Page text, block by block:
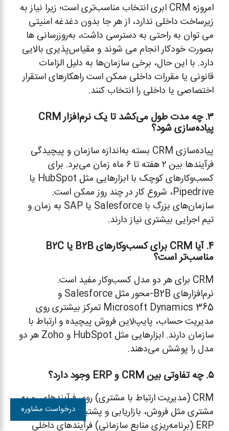
امروزه CRM ابری انتخاب مناسب‌تری است؛ زیرا نیاز به
زیرساخت داخلی ندارد، از هر جا بدون دغدغه امنیتی
می توان به راحتی به دسترسی داشت، به‌روزرسانی ها
بصورت خودکار انجام می شوند و مقیاس‌پذیری بالایی
دارد. با این حال، برخی سازمان‌ها به دلیل الزامات
قانونی یا مقررات داخلی ممکن است راهکارهای استقرار
اختصاصی یا داخلی را انتخاب کنند.
۳. چه مدت طول می‌کشد تا یک نرم‌افزار CRM
پیاده‌سازی شود؟
پیاده‌سازی CRM بسته به‌اندازه سازمان و پیچیدگی
فرآیندها بین ۲ هفته تا ۶ ماه زمان می‌برد. برای
کسب‌وکارهای کوچک با ابزارهایی مثل HubSpot یا
Pipedrive، شروع کار در چند روز ممکن است.
سازمان‌های بزرگ با Salesforce یا SAP به زمان و
تیم اجرایی بیشتری نیاز دارند.
۴. آیا CRM برای کسب‌وکارهای B2B یا B2C
مناسب‌تر است؟
CRM برای هر دو مدل کسب‌وکار مفید است.
نرم‌افزارهای B2B-محور مثل Salesforce و
Microsoft Dynamics 365 تمرکز بیشتری روی
مدیریت حساب، پایپ‌لاین فروش پیچیده و ارتباط با
سازمان دارند. ابزارهایی مثل HubSpot و Zoho هر دو
مدل را پوشش می‌دهند.
۵. چه تفاوتی بین CRM و ERP وجود دارد؟
CRM (مدیریت ارتباط با مشتری) روی فرآیندهای رو به
مشتری مثل فروش، بازاریابی و پشتیبانی تمرکز دارد.
ERP (برنامه‌ریزی منابع سازمانی) فرآیندهای داخلی
درخواست مشاوره